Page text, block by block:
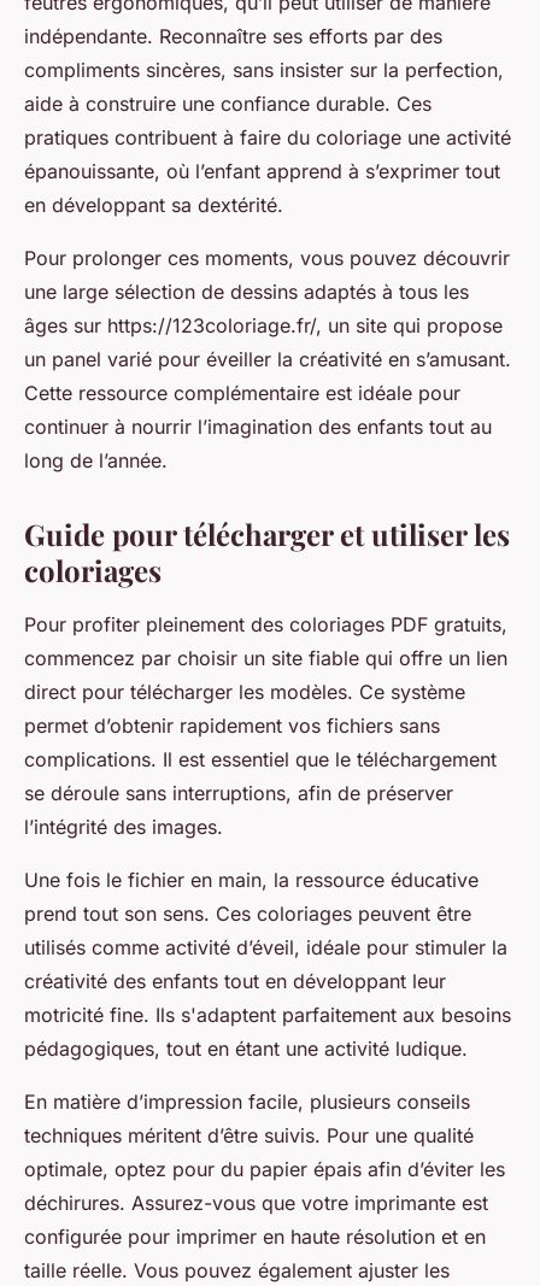
indépendante. Reconnaître ses efforts par des
compliments sincères, sans insister sur la perfection,
aide à construire une confiance durable. Ces
pratiques contribuent à faire du coloriage une activité
épanouissante, où l’enfant apprend à s’exprimer tout
en développant sa dextérité.
Pour prolonger ces moments, vous pouvez découvrir
une large sélection de dessins adaptés à tous les
âges sur https://123coloriage.fr/, un site qui propose
un panel varié pour éveiller la créativité en s’amusant.
Cette ressource complémentaire est idéale pour
continuer à nourrir l’imagination des enfants tout au
long de l’année.
Guide pour télécharger et utiliser les
coloriages
Pour profiter pleinement des coloriages PDF gratuits,
commencez par choisir un site fiable qui offre un lien
direct pour télécharger les modèles. Ce système
permet d’obtenir rapidement vos fichiers sans
complications. Il est essentiel que le téléchargement
se déroule sans interruptions, afin de préserver
l’intégrité des images.
Une fois le fichier en main, la ressource éducative
prend tout son sens. Ces coloriages peuvent être
utilisés comme activité d’éveil, idéale pour stimuler la
créativité des enfants tout en développant leur
motricité fine. Ils s'adaptent parfaitement aux besoins
pédagogiques, tout en étant une activité ludique.
En matière d’impression facile, plusieurs conseils
techniques méritent d’être suivis. Pour une qualité
optimale, optez pour du papier épais afin d’éviter les
déchirures. Assurez-vous que votre imprimante est
configurée pour imprimer en haute résolution et en
taille réelle. Vous pouvez également ajuster les